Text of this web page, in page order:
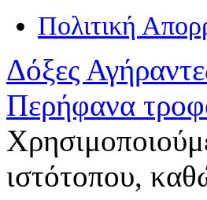
Πολιτική
Δόξες
Περήφανα
ιστότοπου,